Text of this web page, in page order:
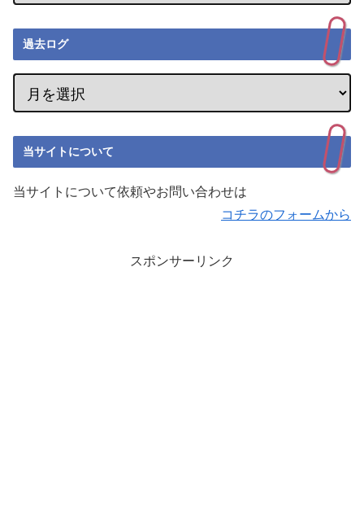
過去ログ
当サイトについて
当サイトについて依頼やお問い合わせは
コチラのフォームから
スポンサーリンク